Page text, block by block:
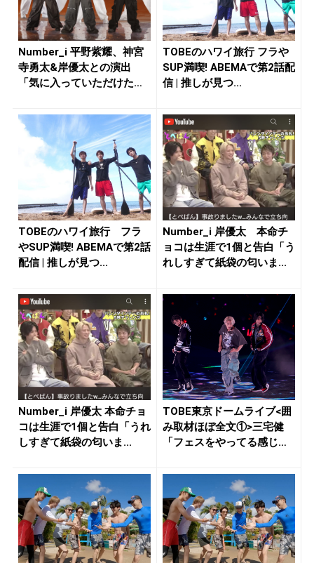
Number_i 平野紫耀、神宮
寺勇太&岸優太との演出
「気に入っていただけたら
TOBEのハワイ旅行 フラや
SUP満喫! ABEMAで第2話配
信 | 推しが見つ...
TOBEのハワイ旅行 フラ
やSUP満喫! ABEMAで第2話
配信 | 推しが見つ...
Number_i 岸優太 本命チ
ョコは生涯で1個と告白「う
れしすぎて紙袋の匂いま...
Number_i 岸優太 本命チョ
コは生涯で1個と告白「うれ
しすぎて紙袋の匂いま...
TOBE東京ドームライブ<囲
み取材ほぼ全文①>三宅健
「フェスをやってる感じが